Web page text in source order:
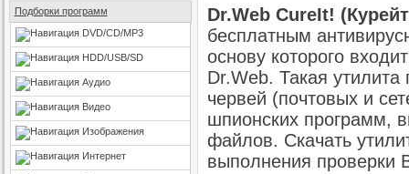
Подборки программ
DVD/CD/MP3
HDD/USB/SD
Аудио
Видео
Изображения
Интернет
Dr.Web CureIt!
бесплатным
основу которого
Dr.Web. Такая
червей (почтовых и
шпионских программ,
файлов. Скачать
выполнения проверки